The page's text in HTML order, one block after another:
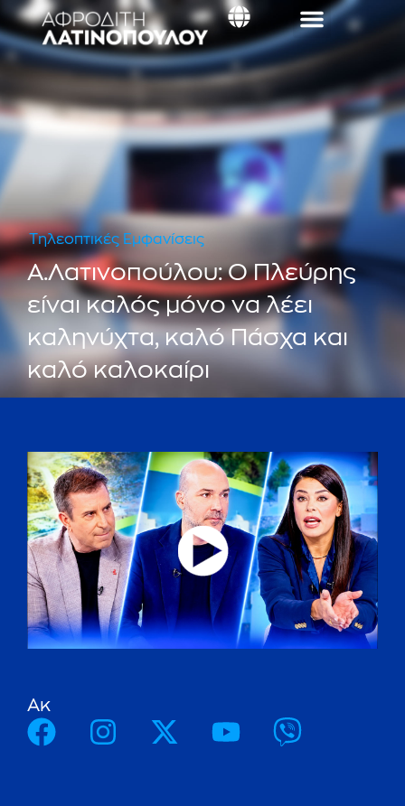
Τηλεοπτικές Εμφανίσεις
Α.Λατινοπούλου: Ο Πλεύρης
είναι καλός μόνο να λέει
καληνύχτα, καλό Πάσχα και
καλό καλοκαίρι
Aκ